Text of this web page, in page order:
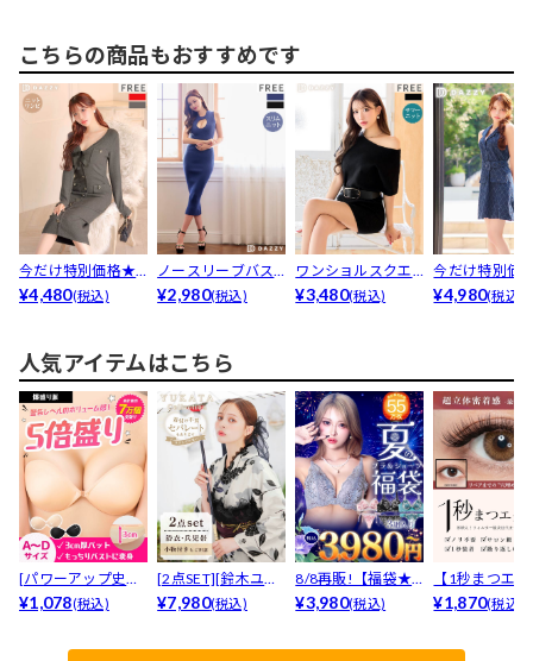
こちらの商品もおすすめです
今だけ特別価格★
[伊藤桃々着用]胸元
¥4,480(税込)
ノースリーブバス
トカットリブニッ
¥2,980(税込)
ワンショルスクエ
アバックルベルト
¥3,480(税込)
今だけ特別価
7/21再販!襟付
¥4,980(税込)
人気アイテムはこちら
[パワーアップ史上
最強5倍盛りアップ
¥1,078(税込)
[2点SET][鈴木ユリ
ア(baby)...
¥7,980(税込)
8/8再販!【福袋★
ブラセット3点
¥3,980(税込)
【1秒まつエ
リュームタイ
¥1,870(税込)